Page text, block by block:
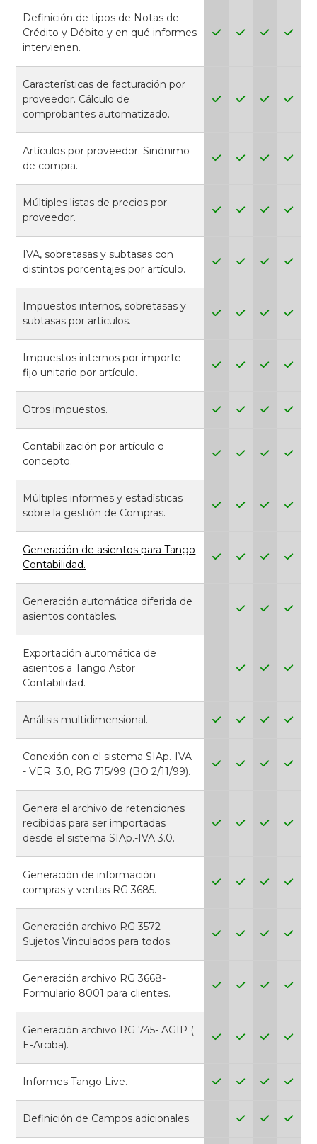
Definición de tipos de Notas de
Crédito y Débito y en qué informes
intervienen.
Características de facturación por
proveedor. Cálculo de
comprobantes automatizado.
Artículos por proveedor. Sinónimo
de compra.
Múltiples listas de precios por
proveedor.
IVA, sobretasas y subtasas con
distintos porcentajes por artículo.
Impuestos internos, sobretasas y
subtasas por artículos.
Impuestos internos por importe
fijo unitario por artículo.
Otros impuestos.
Contabilización por artículo o
concepto.
Múltiples informes y estadísticas
sobre la gestión de Compras.
Generación de asientos para Tango
Contabilidad.
Generación automática diferida de
asientos contables.
Exportación automática de
asientos a Tango Astor
Contabilidad.
Análisis multidimensional.
Conexión con el sistema SIAp.-IVA
- VER. 3.0, RG 715/99 (BO 2/11/99).
Genera el archivo de retenciones
recibidas para ser importadas
desde el sistema SIAp.-IVA 3.0.
Generación de información
compras y ventas RG 3685.
Generación archivo RG 3572-
Sujetos Vinculados para todos.
Generación archivo RG 3668-
Formulario 8001 para clientes.
Generación archivo RG 745- AGIP (
E-Arciba).
Informes Tango Live.
Definición de Campos adicionales.